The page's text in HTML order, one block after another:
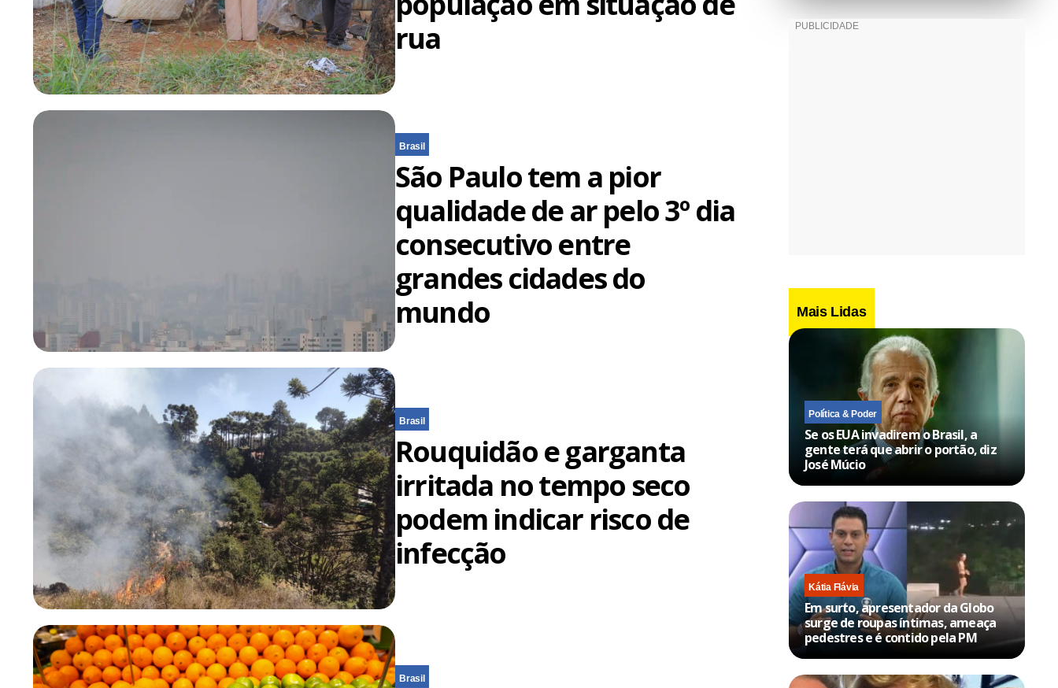
rua
Brasil
São Paulo tem a pior
qualidade de ar pelo 3º dia
consecutivo entre
grandes cidades do
mundo
Brasil
Rouquidão e garganta
irritada no tempo seco
podem indicar risco de
infecção
Brasil
Mais Lidas
Política & Poder
Se os EUA invadirem o Brasil, a
gente terá que abrir o portão, diz
José Múcio
Kátia Flávia
Em surto, apresentador da Globo
surge de roupas íntimas, ameaça
pedestres e é contido pela PM